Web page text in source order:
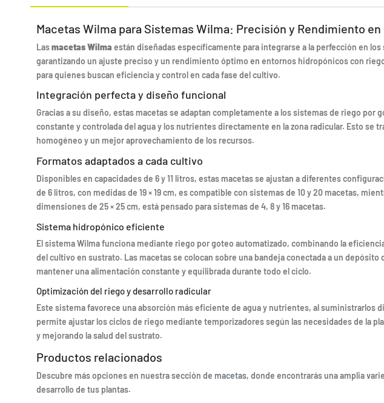
Macetas Wilma para Sistemas Wilma: Precisión y Rendimiento
Lasmacetas Wilma están diseñadas específicamente para integrarse a la perfección en
garantizando un ajuste preciso y un rendimiento óptimo en entornos hidropónicos con
para quienes buscan eficiencia y control en cada fase del cultivo.
Integración perfecta y diseño funcional
Gracias a su diseño, estas macetas se adaptan completamente a los sistemas de riego
constante y controlada del agua y los nutrientes directamente en la zona radicular. Esto se
homogéneo y un mejor aprovechamiento de los recursos.
Formatos adaptados a cada cultivo
Disponibles en capacidades de 6 y 11 litros, estas macetas se ajustan a diferentes
de 6 litros, con medidas de 19 × 19 cm, es compatible con sistemas de 10 y 20 macetas,
dimensiones de 25 × 25 cm, está pensado para sistemas de 4, 8 y 16 macetas.
Sistema hidropónico eficiente
El sistema Wilma funciona mediante riego por goteo automatizado, combinando la
del cultivo en sustrato. Las macetas se colocan sobre una bandeja conectada a un
mantener una alimentación constante y equilibrada durante todo el ciclo.
Optimización del riego y desarrollo radicular
Este sistema favorece una absorción más eficiente de agua y nutrientes, al suministrarlos
permite ajustar los ciclos de riego mediante temporizadores según las necesidades de la
y mejorando la salud del sustrato.
Productos relacionados
Descubre más opciones en nuestra sección de macetas, donde encontrarás una amplia
desarrollo de tus plantas.